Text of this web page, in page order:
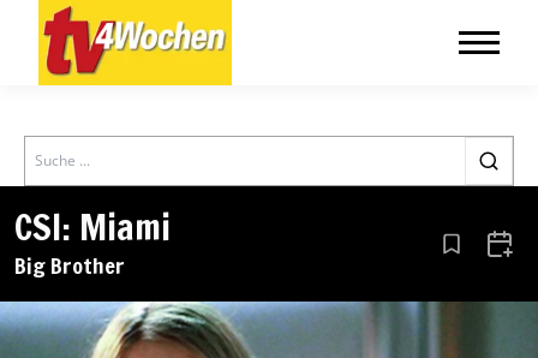
Search
CSI: Miami
Big Brother Aus den